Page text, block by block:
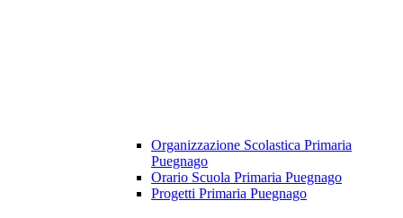
Organizzazione Scolastica Primaria
Puegnago
Orario Scuola Primaria Puegnago
Progetti Primaria Puegnago